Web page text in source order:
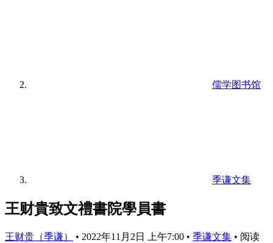
儒学图书馆
季谦文集
王财貴致文禮書院學員書
王财贵（季谦） • 2022年11月2日 上午7:00 • 季谦文集 • 阅读